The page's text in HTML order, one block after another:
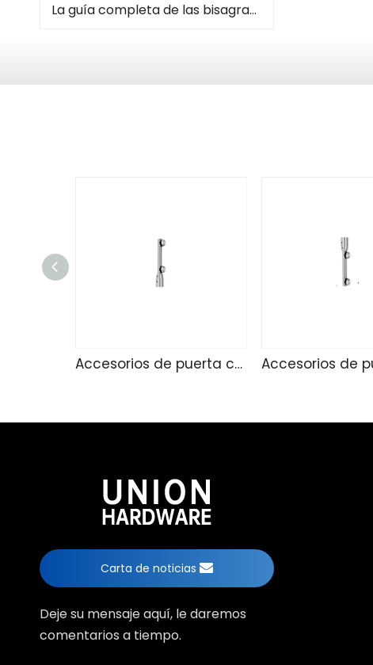
La guía completa de las bisagras de la puerta de la ducha: tipos, instalación y mantenimiento
Accesorios de puerta corredizo 236
Carta de noticias
Deje su mensaje aquí, le daremos
comentarios a tiempo.